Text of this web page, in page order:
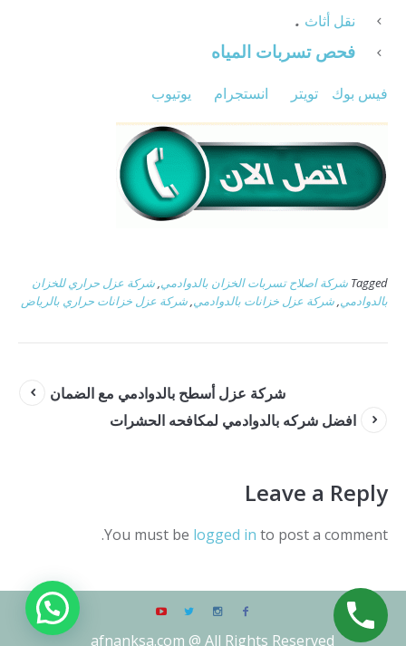
نقل أثاث .
فحص تسربات المياه
فيس بوك تويتر انستجرام يوتيوب
Tagged شركة اصلاح تسربات الخزان بالدوادمي,شركة عزل حراري للخزان
بالدوادمي,شركة عزل خزانات بالدوادمي,شركة عزل خزانات حراري بالرياض
شركة عزل أسطح بالدوادمي مع الضمان
افضل شركه بالدوادمي لمكافحه الحشرات
Leave a Reply
You must be logged in to post a comment.
afnanksa.com @ All Rights Reserved